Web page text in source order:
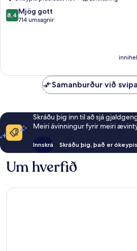
de
Paris
8.4
af
8,4 Mjög gott
714 umsagnir
Samanburður við
Skráðu þig inn til að sjá
Meiri ávinningur fyrir meiri
Innskrá Skráðu þig, það er ókeypis
Um hverfið